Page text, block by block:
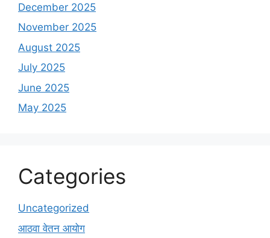
December 2025
November 2025
August 2025
July 2025
June 2025
May 2025
Categories
Uncategorized
आठवा वेतन आयोग